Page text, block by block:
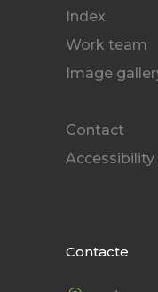
Index
Work team
Image
Contact
Accessibility
Contacte